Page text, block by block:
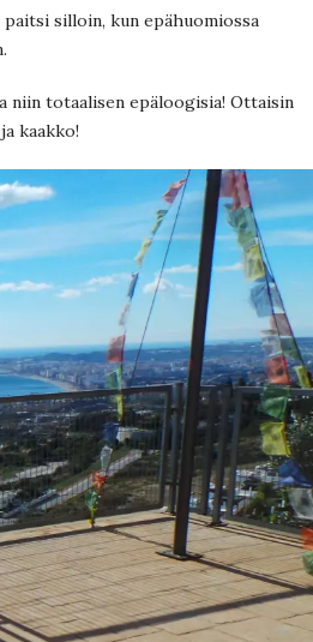
silloin, kun epähuomiossa
niin totaalisen epäloogisia! Ottaisin
kaakko!